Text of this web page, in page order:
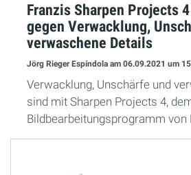
Franzis Sharpen Projects
gegen Verwacklung,
verwaschene Details
Jörg Rieger Espíndola am 06.09.2021 um
Verwacklung, Unschärfe und
sind mit Sharpen Projects 4,
Bildbearbeitungsprogramm von